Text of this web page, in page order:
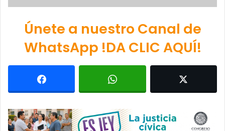
Únete a nuestro Canal de
WhatsApp !DA CLIC AQUÍ!